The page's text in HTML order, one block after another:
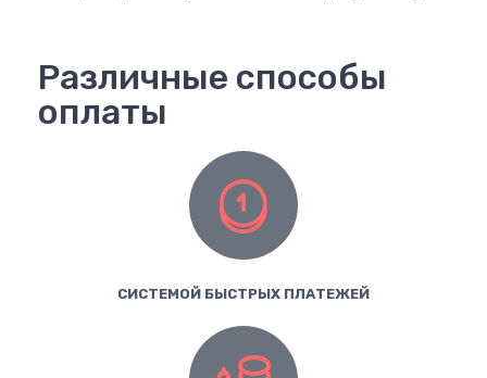
Различные способы
оплаты
СИСТЕМОЙ БЫСТРЫХ ПЛАТЕЖЕЙ